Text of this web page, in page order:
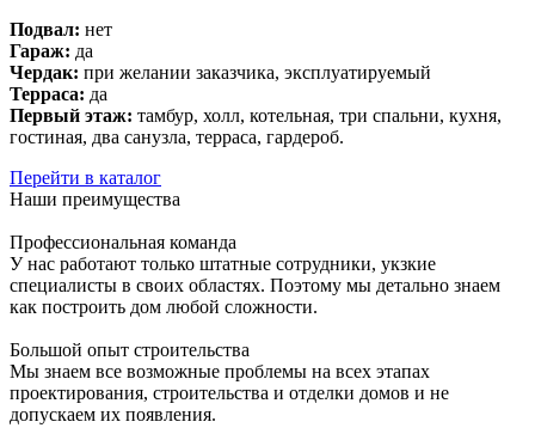
Подвал: нет
Гараж: да
Чердак: при желании заказчика, эксплуатируемый
Терраса: да
Первый этаж: тамбур, холл, котельная, три спальни, кухня,
гостиная, два санузла, терраса, гардероб.
Перейти в каталог
Наши преимущества
Профессиональная команда
У нас работают только штатные сотрудники, укзкие
специалисты в своих областях. Поэтому мы детально знаем
как построить дом любой сложности.
Большой опыт строительства
Мы знаем все возможные проблемы на всех этапах
проектирования, строительства и отделки домов и не
допускаем их появления.